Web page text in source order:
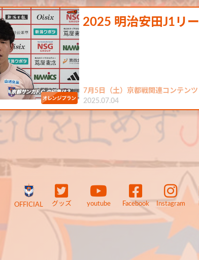
2025 明治安田J1リ
7月5日（土）京都戦関連コンテン
2025.07.04
OFFICIAL グッズ youtube Facebook Instagram